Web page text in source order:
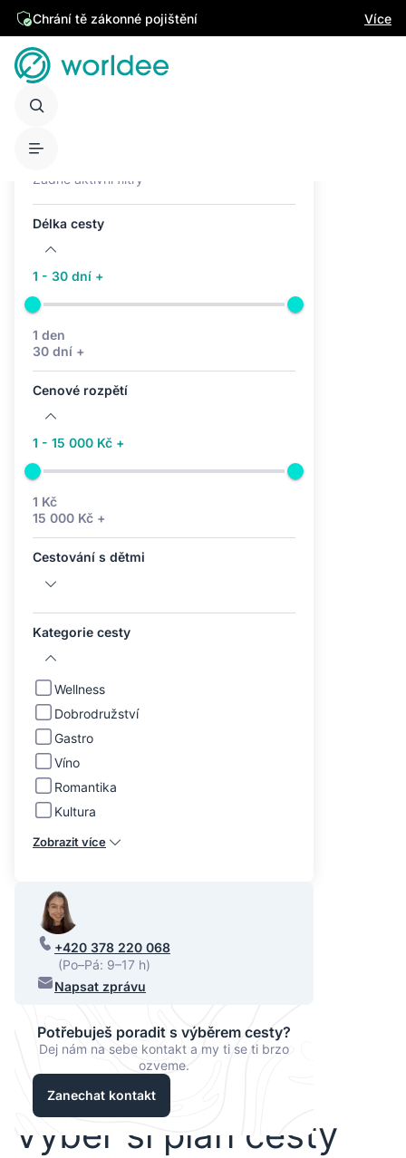
Chrání tě zákonné pojištění Více
Žádné aktivní filtry
Délka cesty
1 - 30 dní +
1 den
30 dní +
Cenové rozpětí
1 - 15 000 Kč +
1 Kč
15 000 Kč +
Cestování s dětmi
Kategorie cesty
Wellness
Dobrodružství
Gastro
Víno
Romantika
Kultura
Zobrazit více
+420 378 220 068
(Po–Pá: 9–17 h)
Napsat zprávu
Potřebuješ poradit s výběrem cesty?
Dej nám na sebe kontakt a my ti se ti brzo
ozveme.
Zanechat kontakt
Vyber si plán cesty